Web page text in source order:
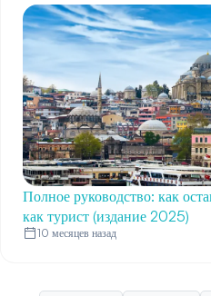
Полное руководство: как
как турист (издание 2025)
10 месяцев назад